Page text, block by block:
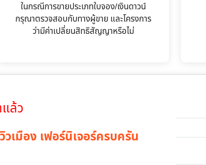
ในกรณีการขายประเภทใบจอง/เงินดาวน์
กรุณาตรวจสอบกับทางผู้ขาย และโครงการ
ว่ามีค่าเปลี่ยนสิทธิสัญญาหรือไม่
ล้ว
วเมือง เฟอร์นิเจอร์ครบครัน